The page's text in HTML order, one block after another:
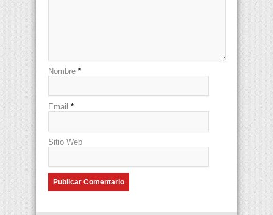
Nombre *
Email *
Sitio Web